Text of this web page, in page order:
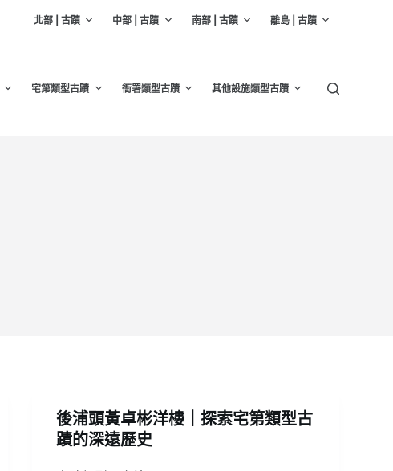
北部 | 古蹟 中部 | 古蹟 南部 | 古蹟 離島 | 古蹟
宅第類型古蹟 衙署類型古蹟 其他設施類型古蹟
後浦頭黃卓彬洋樓｜探索宅第類型古
蹟的深遠歷史